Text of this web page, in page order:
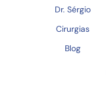
Dr. Sérgio
Cirurgias
Blog